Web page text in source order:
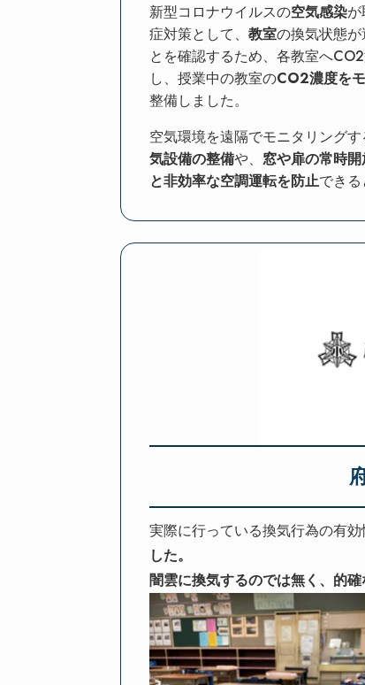
新型コロナウイルスの空気感染が
症対策として、 教室の換気状態
とを確認するため、各教室へ
し、授業中の教室のCO2濃度を
整備しました。
空気環境を遠隔でモニタリングす
気設備の整備や、 窓や扉の常時
と非効率な空調運転を防止できる
実際に行っている換気行為の有効
した。
闇雲に換気するのでは無く、的